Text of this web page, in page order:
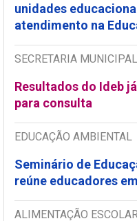
unidades
atendimento na
SECRETARIA
Resultados do Ideb
para consulta
EDUCAÇÃO AMBIENTAL
Seminário de
reúne educadores
ALIMENTAÇÃO ESCOLAR